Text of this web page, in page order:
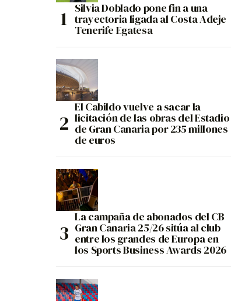
Silvia Doblado pone fin a una
trayectoria ligada al Costa Adeje
Tenerife Egatesa
El Cabildo vuelve a sacar la
licitación de las obras del Estadio
de Gran Canaria por 235 millones
de euros
La campaña de abonados del CB
Gran Canaria 25/26 sitúa al club
entre los grandes de Europa en
los Sports Business Awards 2026